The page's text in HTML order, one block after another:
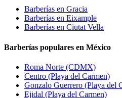
Barberías en Gracia
Barberías en Eixample
Barberías en Ciutat Vella
Barberías populares en México
Roma Norte (CDMX)
Centro (Playa del Carmen)
Gonzalo Guerrero (Playa del
Ejidal (Playa del Carmen)